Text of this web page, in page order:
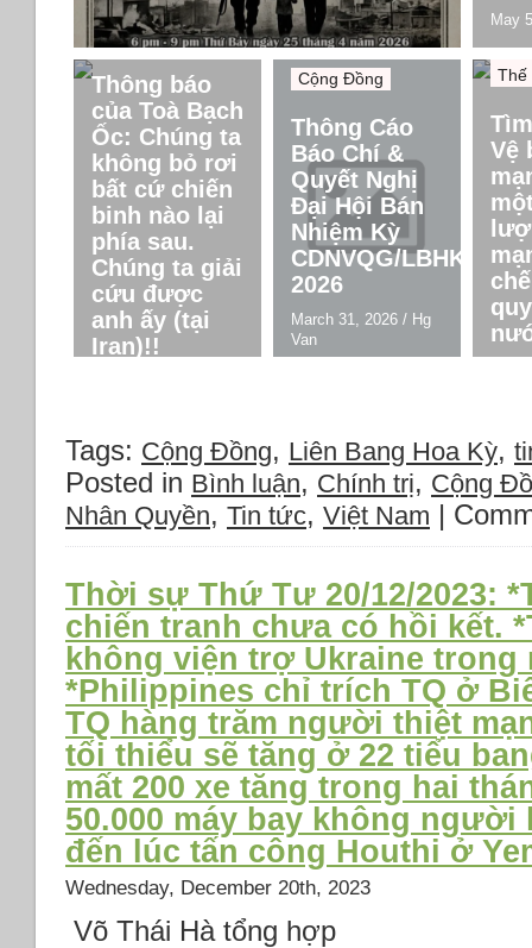
May
Cộng Đồng
Thông báo
của Toà Bạch
Ốc: Chúng ta
không bỏ rơi
bất cứ chiến
binh nào lại
phía sau.
Chúng ta giải
cứu được
anh ấy (tại
Iran)!!
Cộng Đồng
Thông Cáo
Báo Chí &
Quyết Nghị
Đại Hội Bán
Nhiệm Kỳ
CDNVQG/LBHK
2026
March 31, 2026 / Hg
Van
Thế
Vệ
Tags: Cộng Đồng, Liên Bang Hoa Kỳ,
Posted in Bình luận, Chính trị, Cộng
Nhân Quyền, Tin tức, Việt Nam |
Thời sự Thứ Tư 20/12/2023:
chiến tranh chưa có hồi kết.
không viện trợ Ukraine trong
*Philippines chỉ trích TQ ở
TQ hàng trăm người thiệt
tối thiểu sẽ tăng ở 22 tiểu
mất 200 xe tăng trong hai
50.000 máy bay không
đến lúc tấn công Houthi ở
Wednesday, December 20th, 2023
Võ Thái Hà tổng hợp